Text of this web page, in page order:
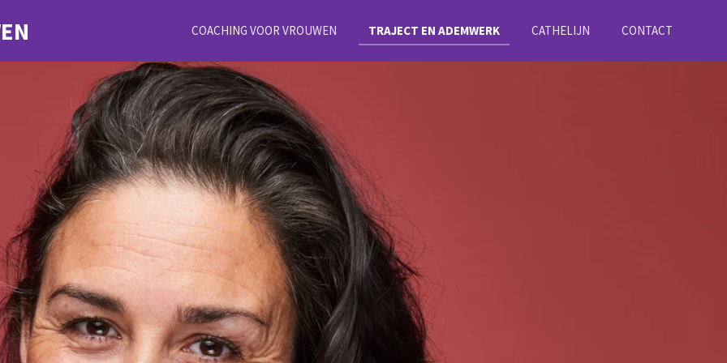
COACHING VOOR VROUWEN TRAJECT EN ADEMWERK CATHELIJN CONTACT